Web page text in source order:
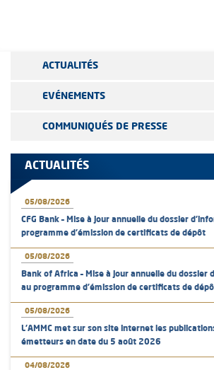
ACTUALITÉS
EVÉNEMENTS
COMMUNIQUÉS DE PRESSE
ACTUALITÉS
05/08/2026
CFG Bank – Mise à jour annuelle du dossier
programme d'émission de certificats de dépôt
05/08/2026
Bank of Africa – Mise à jour annuelle du dossier
au programme d'émission de certificats de
05/08/2026
L’AMMC met sur son site internet les
émetteurs en date du 5 août 2026
04/08/2026